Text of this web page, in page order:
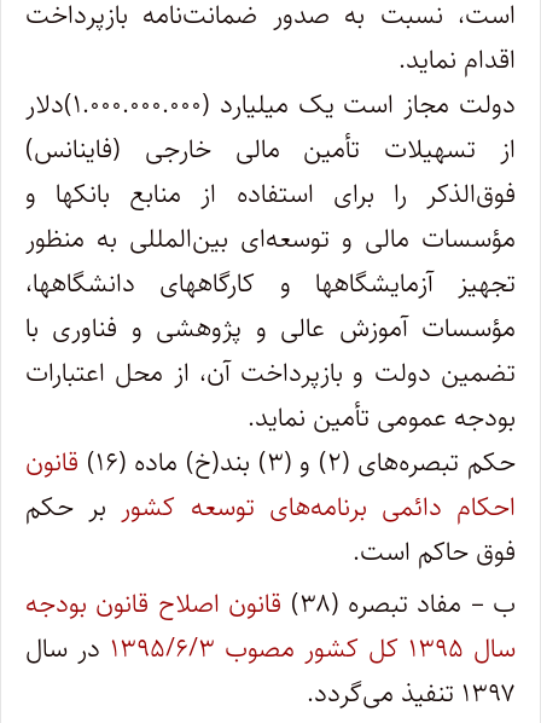
است، نسبت به صدور ضمانت‌نامه بازپرداخت
اقدام ‌نماید.
دولت مجاز است یک میلیارد (۱.۰۰۰.۰۰۰.۰۰۰)دلار
از تسهیلات تأمین مالی خارجی (فاینانس)
فوق‌الذکر را برای استفاده از منابع بانکها و
مؤسسات مالی و توسعه‌ای بین‌المللی به منظور
تجهیز آزمایشگاهها و کارگاههای دانشگاهها،
مؤسسات آموزش عالی و پژوهشی و فناوری با
تضمین دولت و بازپرداخت آن، از محل اعتبارات
بودجه عمومی تأمین نماید.
حکم تبصره‌های (۲) و (۳) بند(خ) ماده (۱۶)
قانون
احکام دائمی برنامه‌های توسعه کشور بر حکم
فوق حاکم است.
ب – مفاد تبصره (۳۸)
قانون اصلاح قانون بودجه
سال ۱۳۹۵ کل کشور مصوب ۱۳۹۵/۶/۳
در سال
۱۳۹۷ تنفیذ می‌گردد.